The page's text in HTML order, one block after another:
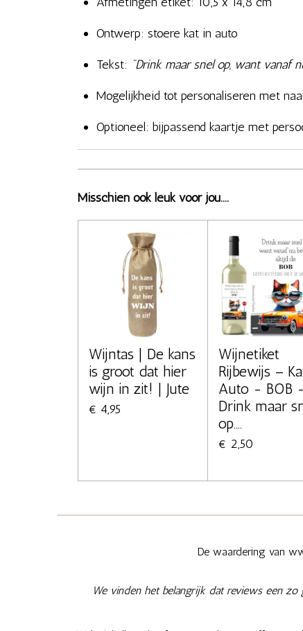
Ontwerp: stoere kat in auto
Tekst: "Drink maar snel op, want vanaf
Mogelijkheid tot personaliseren met
Optioneel: bijpassend kaartje met
Misschien ook leuk voor jou....
Wijntas | De kans
is groot dat hier
wijn in zit! | Jute
€ 4,95
Wijnetiket
Rijbewijs –
Auto - BOB -
Drink maar
op....
€ 2,50
De waardering van
We vinden het belangrijk dat reviews een